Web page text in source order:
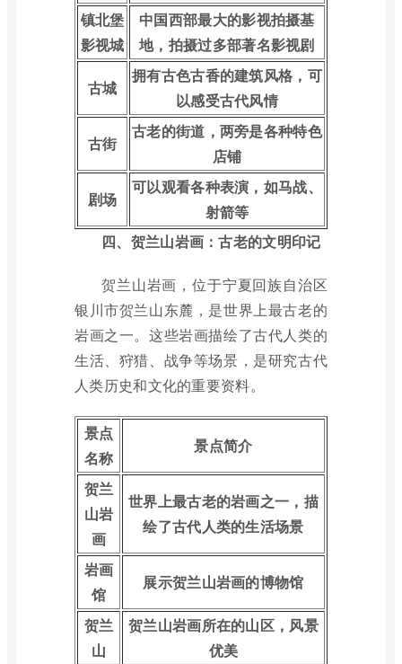
镇北堡
影视城
中国西部最大的影视拍摄基
地，拍摄过多部著名影视剧
古城
拥有古色古香的建筑风格，可
以感受古代风情
古街
古老的街道，两旁是各种特色
店铺
剧场
可以观看各种表演，如马战、
射箭等
四、贺兰山岩画：古老的文明印记
贺兰山岩画，位于宁夏回族自治区
银川市贺兰山东麓，是世界上最古老的
岩画之一。这些岩画描绘了古代人类的
生活、狩猎、战争等场景，是研究古代
人类历史和文化的重要资料。
景点
名称
景点简介
贺兰
山岩
画
世界上最古老的岩画之一，描
绘了古代人类的生活场景
岩画
馆
展示贺兰山岩画的博物馆
贺兰
山
贺兰山岩画所在的山区，风景
优美